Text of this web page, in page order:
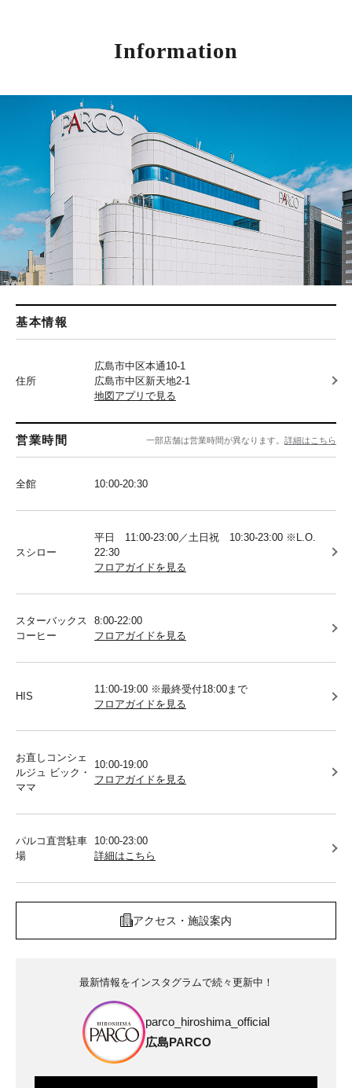
Information
基本情報
住所
広島市中区本通10-1
広島市中区新天地2-1
地図アプリで見る
営業時間 一部店舗は営業時間が異なります。 詳細はこちら
全館 10:00-20:30
スシロー
平日 11:00-23:00／土日祝 10:30-23:00 ※L.O.
22:30
フロアガイドを見る
スターバックス
コーヒー
8:00-22:00
フロアガイドを見る
HIS
11:00-19:00 ※最終受付18:00まで
フロアガイドを見る
お直しコンシェ
ルジュ ビック・
ママ
10:00-19:00
フロアガイドを見る
パルコ直営駐車
場
10:00-23:00
詳細はこちら
アクセス・施設案内
最新情報をインスタグラムで続々更新中！
parco_hiroshima_official
広島PARCO